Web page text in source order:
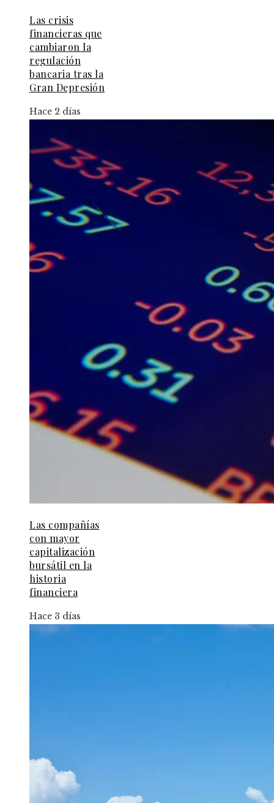
Las crisis
financieras que
cambiaron la
regulación
bancaria tras la
Gran Depresión
Hace 2 días
Las compañías
con mayor
capitalización
bursátil en la
historia
financiera
Hace 3 días